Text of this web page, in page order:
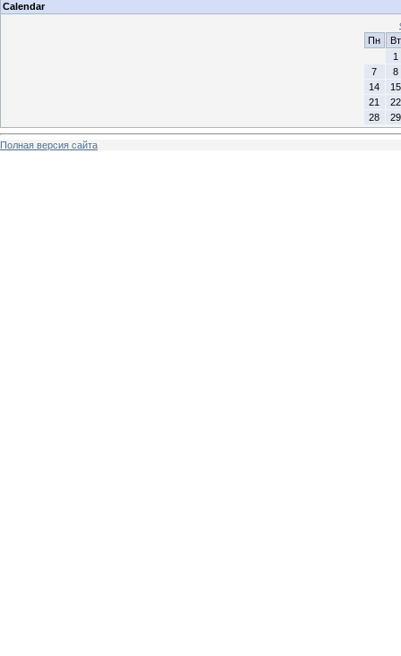
Calendar
Пн
Вт
1
7
8
14
15
21
22
28
29
Полная версия сайта